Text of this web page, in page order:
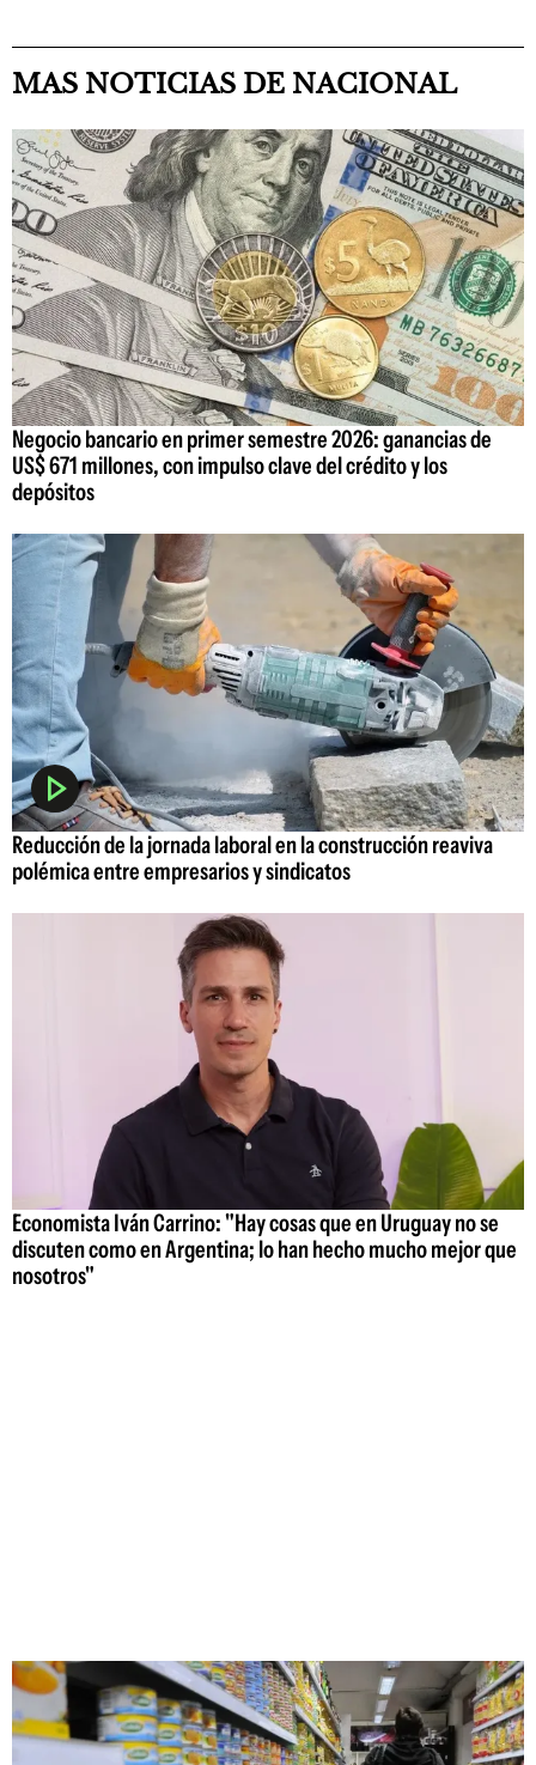
MAS NOTICIAS DE NACIONAL
Negocio bancario en primer semestre 2026: ganancias de
US$ 671 millones, con impulso clave del crédito y los
depósitos
Reducción de la jornada laboral en la construcción reaviva
polémica entre empresarios y sindicatos
Economista Iván Carrino: "Hay cosas que en Uruguay no se
discuten como en Argentina; lo han hecho mucho mejor que
nosotros"